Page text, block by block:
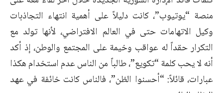
منصة “يوتيوب”، كانت دليلاً على أهمية انتهاء التجاذبات
وكيل الاتهامات حتى في العالم الافتراضي، لأنها تولد مع
التكرار حقداً له عواقب وخيمة على المجتمع والوطن، إذ أكد
أنه لا يحب كلمة “تكويع”، طالباً من الناس عدم استخدام هكذا
عبارات، قائلاً: “أحسنوا الظن”، فالناس كانت خائفة في عهد